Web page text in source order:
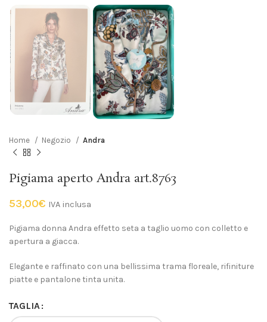
Home Negozio Andra
Pigiama aperto Andra art.8763
53,00€ IVA inclusa
Pigiama donna Andra effetto seta a taglio uomo con colletto e
apertura a giacca.
Elegante e raffinato con una bellissima trama floreale, rifiniture
piatte e pantalone tinta unita.
TAGLIA